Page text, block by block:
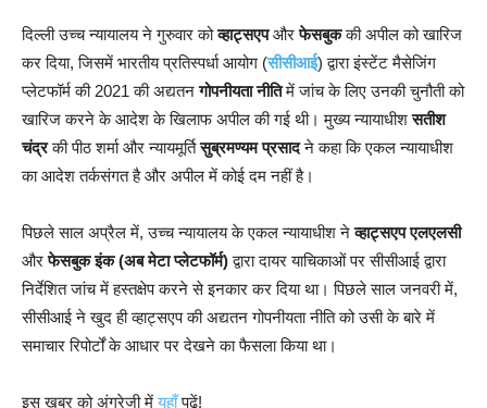
दिल्ली उच्च न्यायालय ने गुरुवार कोव्हाट्सएपऔरफेसबुककी अपील को खारिज
कर दिया, जिसमें भारतीय प्रतिस्पर्धा आयोग (सीसीआई) द्वारा इंस्टेंट मैसेजिंग
प्लेटफॉर्म की 2021 की अद्यतनगोपनीयता नीतिमें जांच के लिए उनकी चुनौती को
खारिज करने के आदेश के खिलाफ अपील की गई थी। मुख्य न्यायाधीशसतीश
चंद्रकी पीठ शर्मा और न्यायमूर्तिसुब्रमण्यम प्रसादने कहा कि एकल न्यायाधीश
का आदेश तर्कसंगत है और अपील में कोई दम नहीं है।
पिछले साल अप्रैल में, उच्च न्यायालय के एकल न्यायाधीश नेव्हाट्सएप एलएलसी
औरफेसबुक इंक (अब मेटा प्लेटफॉर्म)द्वारा दायर याचिकाओं पर सीसीआई द्वारा
निर्देशित जांच में हस्तक्षेप करने से इनकार कर दिया था। पिछले साल जनवरी में,
सीसीआई ने खुद ही व्हाट्सएप की अद्यतन गोपनीयता नीति को उसी के बारे में
समाचार रिपोर्टों के आधार पर देखने का फैसला किया था।
इस खबर को अंग्रेजी मेंयहाँपढ़ें!